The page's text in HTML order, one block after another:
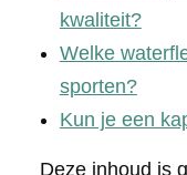
kwaliteit?
Welke
sporten?
Kun je een
Deze inhoud is